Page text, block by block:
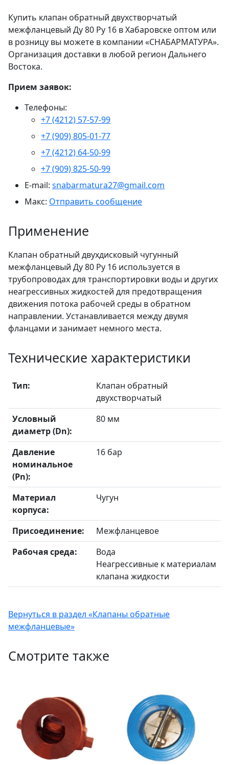
Купить клапан обратный двухстворчатый
межфланцевый Ду 80 Ру 16 в Хабаровске оптом или
в розницу вы можете в компании «СНАБАРМАТУРА».
Организация доставки в любой регион Дальнего
Востока.
Прием заявок:
Телефоны:
+7 (4212) 57-57-99
+7 (909) 805-01-77
+7 (4212) 64-50-99
+7 (909) 825-50-99
E-mail: snabarmatura27@gmail.com
Макс: Отправить сообщение
Применение
Клапан обратный двухдисковый чугунный
межфланцевый Ду 80 Ру 16 используется в
трубопроводах для транспортировки воды и других
неагрессивных жидкостей для предотвращения
движения потока рабочей среды в обратном
направлении. Устанавливается между двумя
фланцами и занимает немного места.
Технические характеристики
Тип:
Клапан обратный
двухстворчатый
Условный
диаметр (Dn):
80 мм
Давление
номинальное
(Pn):
16 бар
Материал
корпуса:
Чугун
Присоединение:
Межфланцевое
Рабочая среда:
Вода
Неагрессивные к материалам
клапана жидкости
Вернуться в раздел «Клапаны обратные
межфланцевые»
Смотрите также